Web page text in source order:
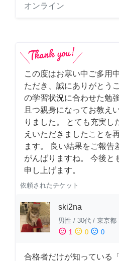
オンライン
この度はお寒い中ご多用
ただき、誠にありがとう
の学習状況に合わせた勉
且つ親身になってお教え
りました。 とても充実し
えいただきましたことを
ます。 良い結果をご報告
がんばりますね。 今後と
申し上げます。
依頼されたチケット
ski2na
男性 / 30代 / 東京都
sentiment_satisfied 1 sentiment_neutral 0 sentiment_dissatisfied 0
合格者だけが知っている